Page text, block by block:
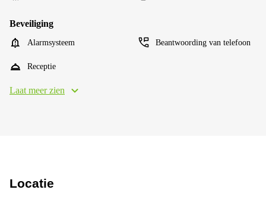
Beveiliging
Alarmsysteem Beantwoording van telefoon
Receptie
Laat meer zien
Locatie